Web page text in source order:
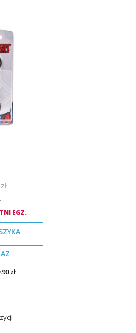
EGZ.
zł